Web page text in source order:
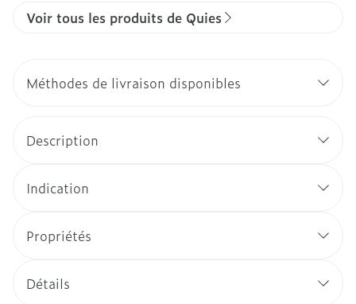
Voir tous les produits de Quies
Méthodes de livraison disponibles
Description
Indication
Propriétés
Détails